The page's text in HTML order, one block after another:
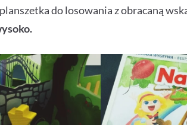
do losowania z obracaną